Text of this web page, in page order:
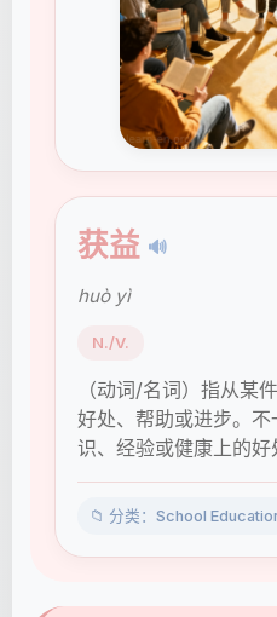
获益 🔊
huò yì
N./V.
（动词/名词）指从某
好处、帮助或进步。
识、经验或健康上的好
📁 分类：School